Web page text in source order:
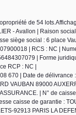
de 54
- Avallon | Raison
siège social : 6 place
| RCS : NC |
| Forme
RCP : NC |
670 | Date de délivrance
VAUBAN 89000
| N° de
caisse de garantie :
92913 PARIS LA